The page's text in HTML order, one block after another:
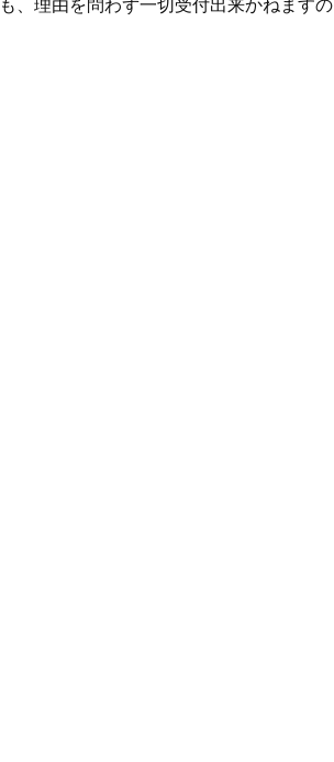
、理由を問わず一切受付出来かねますの